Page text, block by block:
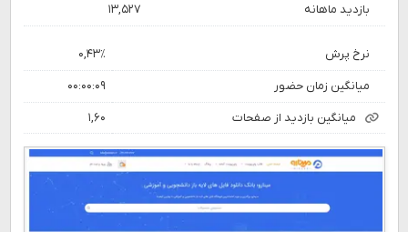
بازدید ماهانه ۱۳,۵۲۷
نرخ پرش ۰,۴۳٪
میانگین زمان حضور ۰۰:۰۰:۰۹
میانگین بازدید از صفحات ۱,۶۰